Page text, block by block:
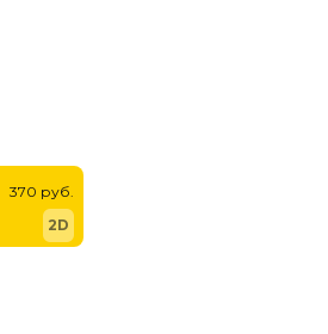
370 руб.
2D